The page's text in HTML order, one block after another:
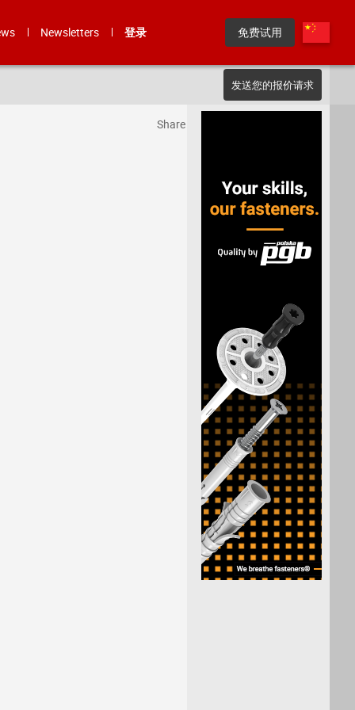
Newsletters 登录 免费试用
发送您的报价请求
Share